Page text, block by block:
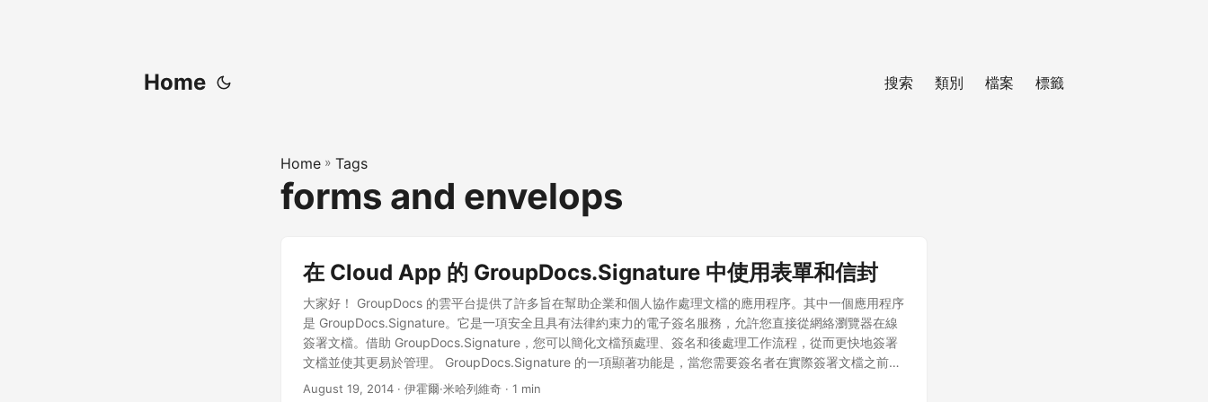
Home 搜索 類別 檔案 標籤
Home » Tags
forms and envelops
在 Cloud App 的 GroupDocs.Signature 中使用表單和信封
大家好！ GroupDocs 的雲平台提供了許多旨在幫助企業和個人協作處理文檔的應用程序。其中一個應用程序
是 GroupDocs.Signature。它是一項安全且具有法律約束力的電子簽名服務，允許您直接從網絡瀏覽器在線
簽署文檔。借助 GroupDocs.Signature，您可以簡化文檔預處理、簽名和後處理工作流程，從而更快地簽署
文檔並使其更易於管理。 GroupDocs.Signature 的一項顯著功能是，當您需要簽名者在實際簽署文檔之前輸
入一些詳細信息(例如名字、姓氏、日期、訂單報價等)時，能夠向文檔添加合併字段。具有此類字段的文檔可
August 19, 2014 · 伊霍爾·米哈列維奇 · 1 min